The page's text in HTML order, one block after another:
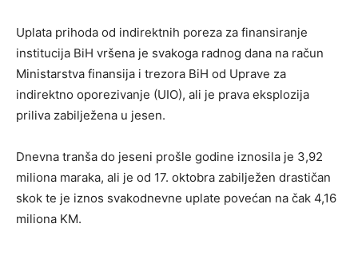
Uplata prihoda od indirektnih poreza za finansiranje
institucija BiH vršena je svakoga radnog dana na račun
Ministarstva finansija i trezora BiH od Uprave za
indirektno oporezivanje (UIO), ali je prava eksplozija
priliva zabilježena u jesen.
Dnevna tranša do jeseni prošle godine iznosila je 3,92
miliona maraka, ali je od 17. oktobra zabilježen drastičan
skok te je iznos svakodnevne uplate povećan na čak 4,16
miliona KM.